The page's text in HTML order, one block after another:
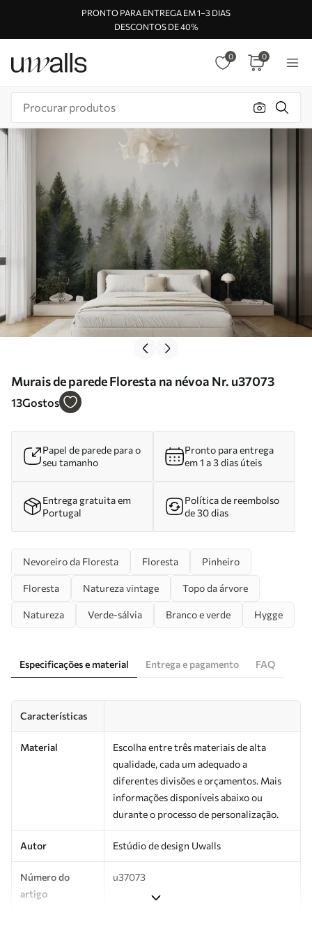
PRONTO PARA ENTREGA EM 1–3 DIAS
DESCONTOS DE 40%
0 0
Murais de parede Floresta na névoa Nr. u37073
13Gostos
Papel de parede para o
seu tamanho
Pronto para entrega
em 1 a 3 dias úteis
Entrega gratuita em
Portugal
Política de reembolso
de 30 dias
Nevoreiro da Floresta Floresta Pinheiro
Floresta Natureza vintage Topo da árvore
Natureza Verde-sálvia Branco e verde Hygge
Especificações e material Entrega e pagamento FAQ
Características
Material
Escolha entre três materiais de alta
qualidade, cada um adequado a
diferentes divisões e orçamentos. Mais
informações disponíveis abaixo ou
durante o processo de personalização.
Autor Estúdio de design Uwalls
Número do
artigo
u37073